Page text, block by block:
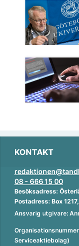
KONTAKT
08 - 666 15 00
Besöksadress:
Postadress: Box
Ansvarig utgivare:
Serviceaktiebolag)